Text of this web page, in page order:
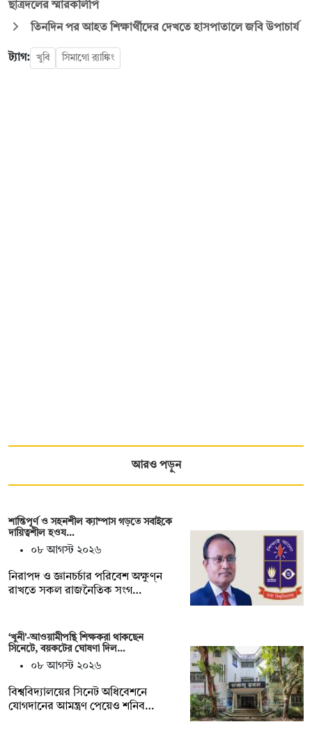
ছাত্রদলের স্মারকলিপি
তিনদিন পর আহত শিক্ষার্থীদের দেখতে হাসপাতালে জবি উপাচার্য
ট্যাগ: খুবি সিমাগো র‌্যাঙ্কিং
আরও পড়ুন
শান্তিপূর্ণ ও সহনশীল ক্যাম্পাস গড়তে সবাইকে
দায়িত্বশীল হওয…
০৮ আগস্ট ২০২৬
নিরাপদ ও জ্ঞানচর্চার পরিবেশ অক্ষুণ্ন
রাখতে সকল রাজনৈতিক সংগ…
‘খুনী’-আওয়ামীপন্থি শিক্ষকরা থাকছেন
সিনেটে, বয়কটের ঘোষণা দিল…
০৮ আগস্ট ২০২৬
বিশ্ববিদ্যালয়ের সিনেট অধিবেশনে
যোগদানের আমন্ত্রণ পেয়েও শনিব…